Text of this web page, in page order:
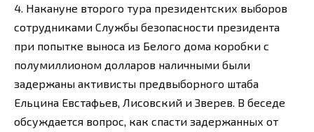
4. Накануне второго тура президентских выборов
сотрудниками Службы безопасности президента
при попытке выноса из Белого дома коробки с
полумиллионом долларов наличными были
задержаны активисты предвыборного штаба
Ельцина Евстафьев, Лисовский и Зверев. В беседе
обсуждается вопрос, как спасти задержанных от